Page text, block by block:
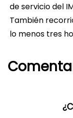
de servicio del
También
lo menos tres